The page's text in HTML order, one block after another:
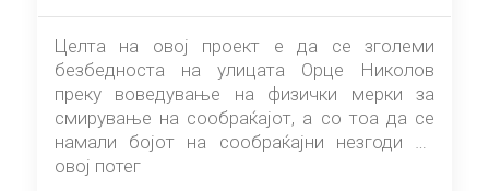
Целта на овој проект е да се зголеми
безбедноста на улицата Орце Николов
преку воведување на физички мерки за
смирување на сообраќајот, а со тоа да се
намали бојот на сообраќајни незгоди на
овој потег